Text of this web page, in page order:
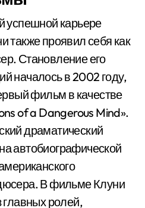
успешной карьере
также проявил себя как
Становление его
началось в 2002 году,
фильм в качестве
of a Dangerous Mind».
драматический
автобиографической
В фильме Клуни
главных ролей,